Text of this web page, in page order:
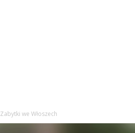
Zabytki we Włoszech